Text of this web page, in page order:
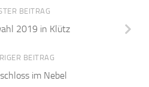
BEITRAG
2019 in Klütz
BEITRAG
im Nebel